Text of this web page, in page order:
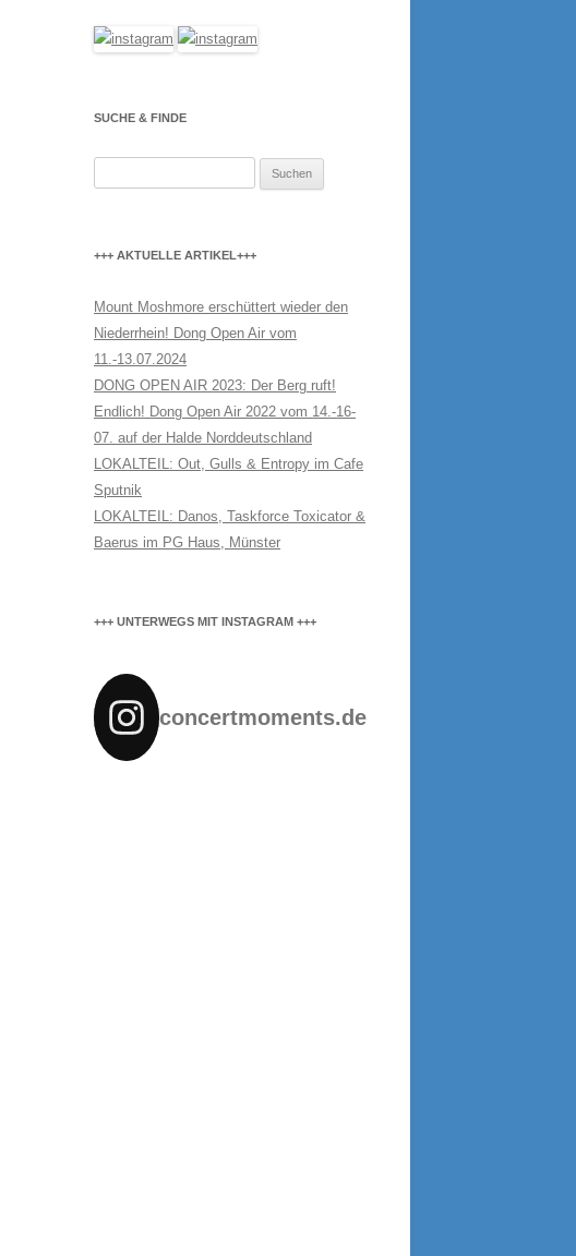
SUCHE & FINDE
+++ AKTUELLE ARTIKEL+++
Mount Moshmore erschüttert wieder den
Niederrhein! Dong Open Air vom
11.-13.07.2024
DONG OPEN AIR 2023: Der Berg ruft!
Endlich! Dong Open Air 2022 vom 14.-16-
07. auf der Halde Norddeutschland
LOKALTEIL: Out, Gulls & Entropy im Cafe
Sputnik
LOKALTEIL: Danos, Taskforce Toxicator &
Baerus im PG Haus, Münster
+++ UNTERWEGS MIT INSTAGRAM +++
concertmoments.de